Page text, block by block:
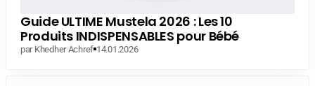
Guide ULTIME Mustela 2026 : Les 10
Produits INDISPENSABLES pour Bébé
par Khedher Achref 14.01.2026